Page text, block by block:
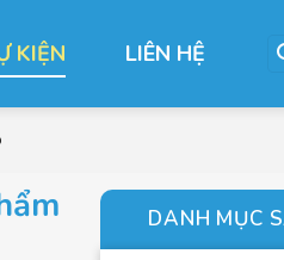
KIỆN LIÊN HỆ
DANH MỤC